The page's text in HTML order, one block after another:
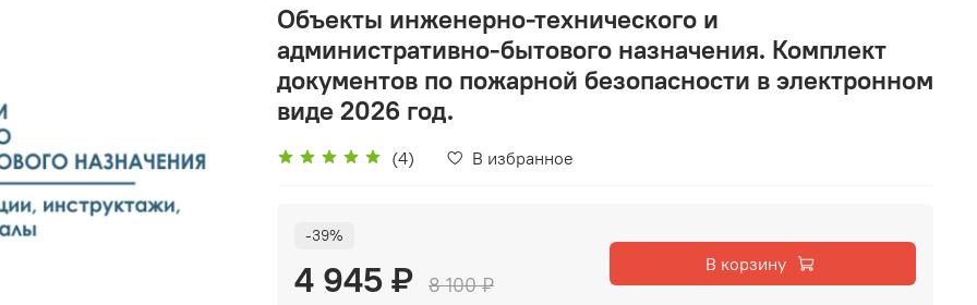
Объекты инженерно-технического и
административно-бытового назначения. Комплект
документов по пожарной безопасности в электронном
виде 2026 год.
(4) В избранное
-39%
4 945 ₽ 8 100 ₽
В корзину